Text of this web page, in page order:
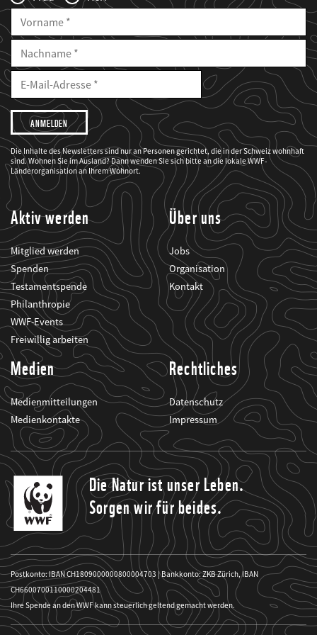
Vorname
Nachname
E-
Mailadresse
E-
Adresse
Ich
möchte,
dass
der
WWF
mich
über
seine
Projekte
informiert.
Die Inhalte des Newsletters sind nur an Personen gerichtet, die in der Schweiz wohnhaft
sind. Wohnen Sie im Ausland? Dann wenden Sie sich bitte an die lokale WWF-
Länderorganisation an Ihrem Wohnort.
Aktiv werden
Mitglied werden
Spenden
Testamentspende
Philanthropie
WWF-Events
Freiwillig arbeiten
Über uns
Jobs
Organisation
Kontakt
Medien
Medienmitteilungen
Medienkontakte
Rechtliches
Datenschutz
Impressum
Die Natur ist unser Leben.
Sorgen wir für beides.
Postkonto: IBAN CH1809000000800004703 | Bankkonto: ZKB Zürich, IBAN
CH6600700110000204481
Ihre Spende an den WWF kann steuerlich geltend gemacht werden.